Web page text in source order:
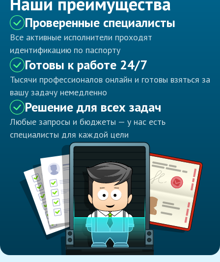
Проверенные специалисты
Все активные исполнители проходят
идентификацию по паспорту
Готовы к работе 24/7
Тысячи профессионалов онлайн и готовы взяться за
вашу задачу немедленно
Решение для всех задач
Любые запросы и бюджеты — у нас есть
специалисты для каждой цели